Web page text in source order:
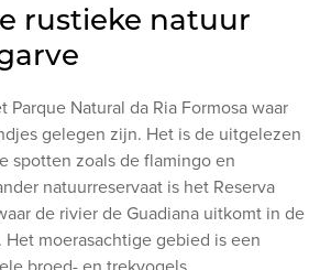
rustieke natuur
Parque Natural da Ria Formosa waar
gelegen zijn. Het is de uitgelezen
spotten zoals de flamingo en
natuurreservaat is het Reserva
de rivier de Guadiana uitkomt in de
Het moerasachtige gebied is een